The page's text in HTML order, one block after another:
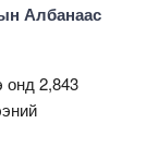
Албанаас
онд 2,843